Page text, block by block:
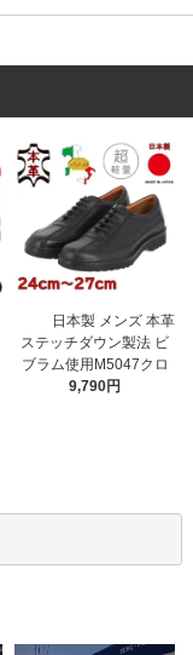
日本製 メンズ 本革
ステッチダウン製法 ビ
ブラム使用M5047クロ
9,790円